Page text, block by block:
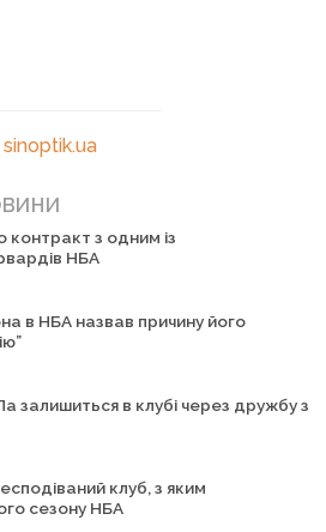
sinoptik.ua
контракт з одним із
НБА
в НБА назвав причину його
залишиться в клубі через дружбу з
клуб, з яким
сезону НБА